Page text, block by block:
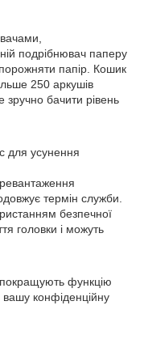
подрібнювач паперу
папір. Кошик
250 аркушів
бачити рівень
для усунення
термін служби.
безпечної
головки і можуть
покращують функцію
конфіденційну